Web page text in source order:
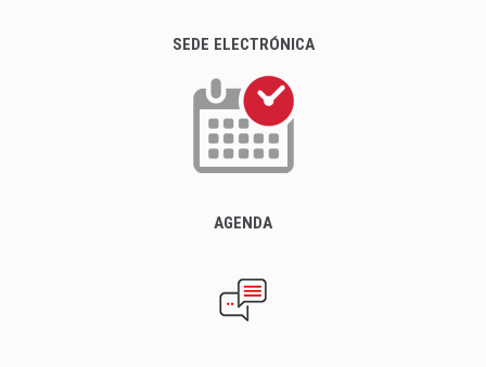
SEDE ELECTRÓNICA
AGENDA